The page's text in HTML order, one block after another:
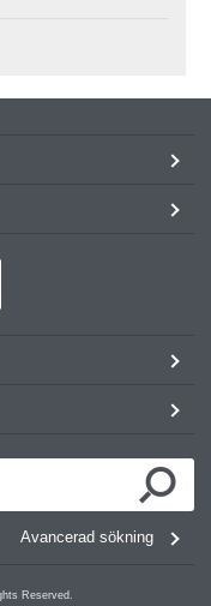
Avancerad sökning
Reserved.